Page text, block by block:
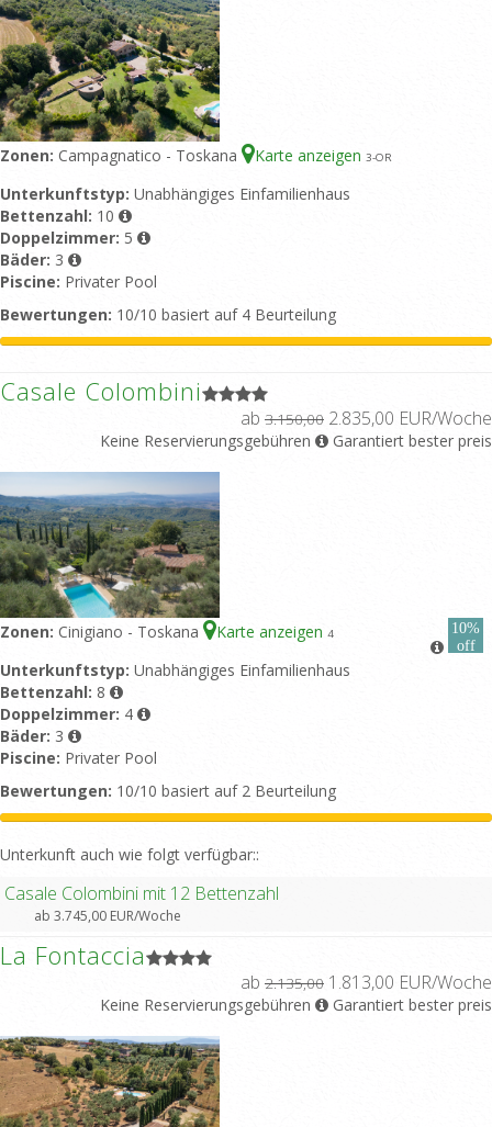
Zonen: Campagnatico - Toskana Karte anzeigen 3-OR
Unterkunftstyp: Unabhängiges Einfamilienhaus
Bettenzahl: 10
Doppelzimmer: 5
Bäder: 3
Piscine: Privater Pool
Bewertungen: 10/10 basiert auf 4 Beurteilung
Casale Colombini
ab 3.150,00 2.835,00 EUR/Woche
Keine Reservierungsgebühren Garantiert bester preis
Zonen: Cinigiano - Toskana Karte anzeigen 4
10%
off
Unterkunftstyp: Unabhängiges Einfamilienhaus
Bettenzahl: 8
Doppelzimmer: 4
Bäder: 3
Piscine: Privater Pool
Bewertungen: 10/10 basiert auf 2 Beurteilung
Unterkunft auch wie folgt verfügbar::
Casale Colombini mit 12 Bettenzahl
ab 3.745,00 EUR/Woche
La Fontaccia
ab 2.135,00 1.813,00 EUR/Woche
Keine Reservierungsgebühren Garantiert bester preis